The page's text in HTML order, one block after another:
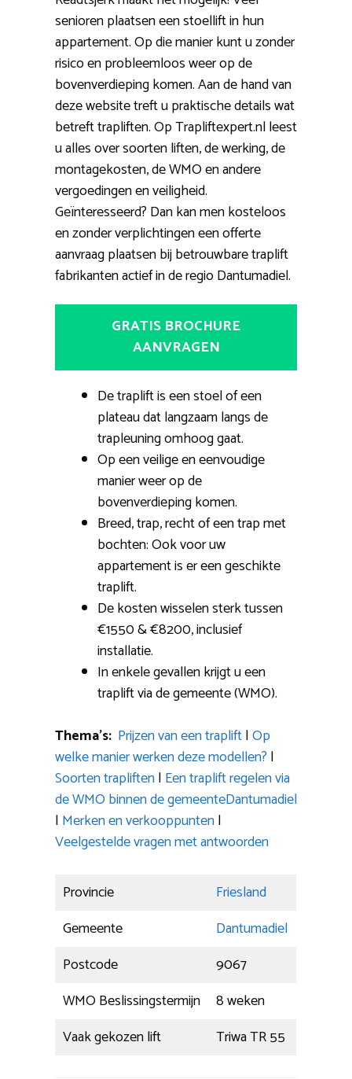
senioren plaatsen een stoellift in hun
appartement. Op die manier kunt u zonder
risico en probleemloos weer op de
bovenverdieping komen. Aan de hand van
deze website treft u praktische details wat
betreft trapliften. Op Trapliftexpert.nl leest
u alles over soorten liften, de werking, de
montagekosten, de WMO en andere
vergoedingen en veiligheid.
Geïnteresseerd? Dan kan men kosteloos
en zonder verplichtingen een offerte
aanvraag plaatsen bij betrouwbare traplift
fabrikanten actief in de regio Dantumadiel.
GRATIS BROCHURE
AANVRAGEN
De traplift is een stoel of een
plateau dat langzaam langs de
trapleuning omhoog gaat.
Op een veilige en eenvoudige
manier weer op de
bovenverdieping komen.
Breed, trap, recht of een trap met
bochten: Ook voor uw
appartement is er een geschikte
traplift.
De kosten wisselen sterk tussen
€1550 & €8200, inclusief
installatie.
In enkele gevallen krijgt u een
traplift via de gemeente (WMO).
Thema’s: Prijzen van een traplift|Op
welke manier werken deze modellen? |
Soorten trapliften| Een traplift regelen via
de WMO binnen de gemeenteDantumadiel
| Merken en verkooppunten|
Veelgestelde vragen met antwoorden
Provincie
Friesland
Gemeente
Dantumadiel
Postcode
9067
WMO Beslissingstermijn
8 weken
Vaak gekozen lift
Triwa TR 55